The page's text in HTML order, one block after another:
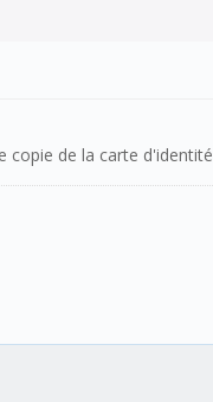
copie de la carte d'identité